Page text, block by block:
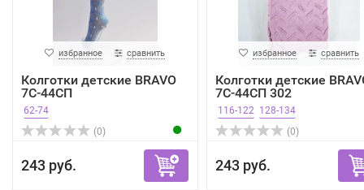
избранное сравнить
Колготки детские BRAVO
7С-44СП
62-74
(0)
243 руб.
избранное сравнить
Колготки детские
7С-44СП 302
116-122 128-134
(0)
243 руб.